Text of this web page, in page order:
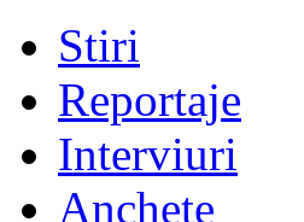
Stiri
Reportaje
Interviuri
Anchete